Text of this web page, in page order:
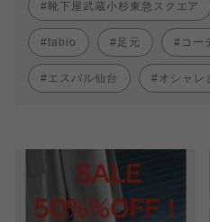
靴下屋武蔵小杉東急スクエア
tabio 足元 コー
エスパル仙台 オシャレ